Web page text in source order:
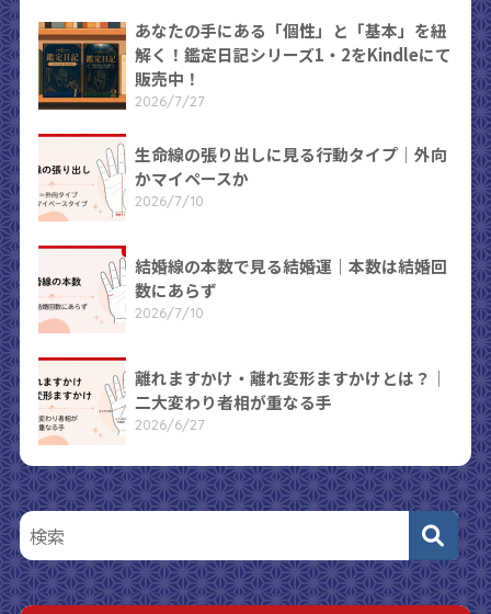
あなたの手にある「個性」と「基本」を紐
解く！鑑定日記シリーズ1・2をKindleにて
販売中！
2026/7/27
生命線の張り出しに見る行動タイプ｜外向
かマイペースか
2026/7/10
結婚線の本数で見る結婚運｜本数は結婚回
数にあらず
2026/7/10
離れますかけ・離れ変形ますかけとは？｜
二大変わり者相が重なる手
2026/6/27